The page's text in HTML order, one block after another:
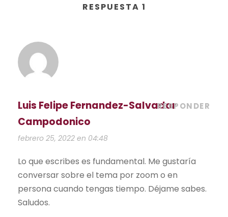
RESPUESTA 1
Luis Felipe Fernandez-Salvador
Campodonico
febrero 25, 2022 en 04:48
RESPONDER
Lo que escribes es fundamental. Me gustaría
conversar sobre el tema por zoom o en
persona cuando tengas tiempo. Déjame sabes.
Saludos.